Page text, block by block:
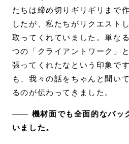
たちは締め切りギリギリまで
したが、私たちがリクエスト
取ってくれていました。単な
つの「クライアントワーク」
張ってくれたなという印象で
も、我々の話をちゃんと聞い
るのが伝わってきました。
―― 機材面でも全面的なバッ
いました。